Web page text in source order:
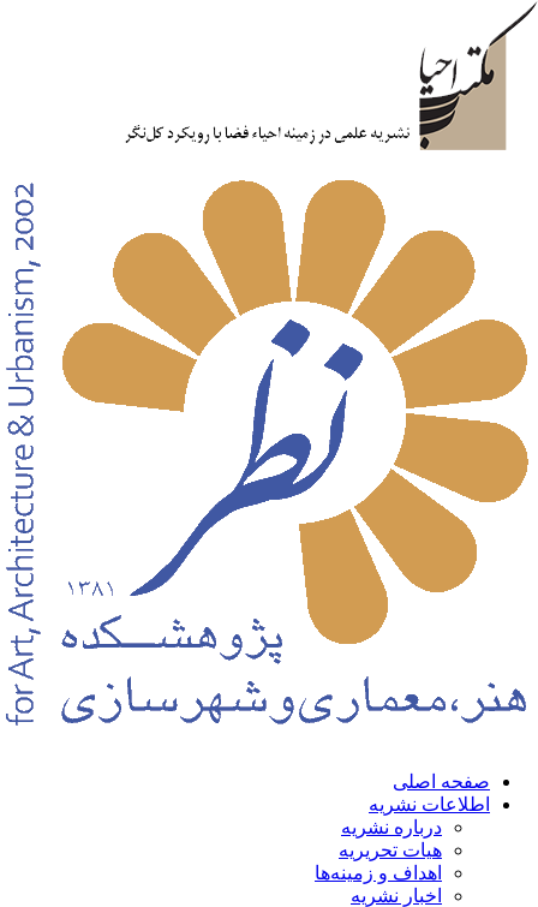
اصلی
نشریه
درباره نشریه
هیات تحریریه
اهداف و زمینه‌ها
اخبار نشریه